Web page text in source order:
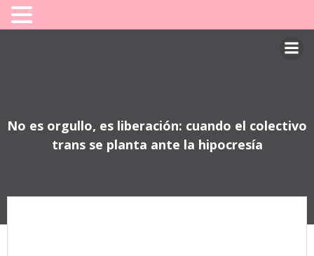
No es orgullo, es liberación: cuando el colectivo
trans se planta ante la hipocresía